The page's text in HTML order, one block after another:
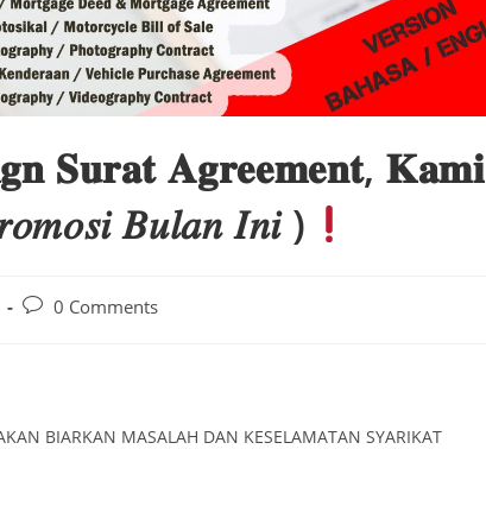
𝐒𝐮𝐫𝐚𝐭 𝐀𝐠𝐫𝐞𝐞𝐦𝐞𝐧𝐭, 𝐊𝐚𝐦𝐢
𝐵𝑢𝑙𝑎𝑛 𝐼𝑛𝑖 )
Post0 Comments
BIARKAN MASALAH DAN KESELAMATAN SYARIKAT